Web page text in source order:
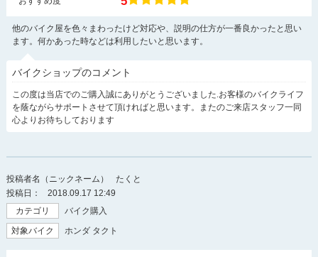
他のバイク屋を色々まわったけど対応や、説明の仕方が一番良かったと思い
ます。何かあった時などは利用したいと思います。
バイクショップのコメント
この度は当店でのご購入誠にありがとうございました.お客様のバイクライフ
を蔭ながらサポートさせて頂ければと思います。またのご来店スタッフ一同
心よりお待ちしております
投稿者名（ニックネーム）
たくと
投稿日：
2018.09.17 12:49
カテゴリ
バイク購入
対象バイク
ホンダ タクト